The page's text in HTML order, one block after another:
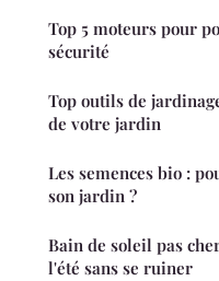
Top 5 moteurs pour
sécurité
Top outils de
de votre jardin
Les semences bio :
son jardin ?
Bain de soleil pas
l'été sans se ruiner